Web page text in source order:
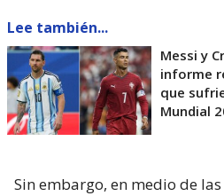
Lee también...
Messi y
informe
que
Mundial
Sin embargo, en medio de